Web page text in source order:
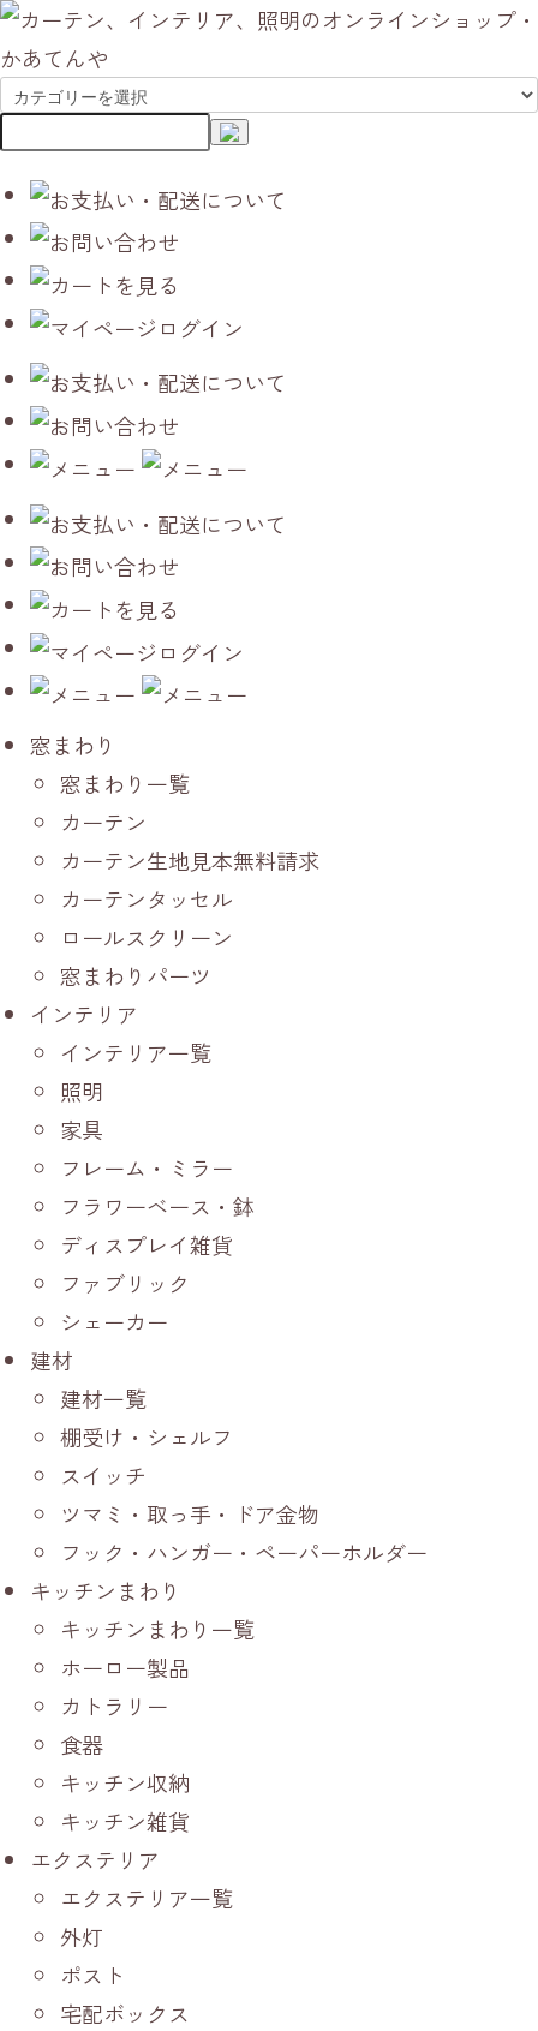
窓まわり
窓まわり一覧
カーテン
カーテン生地見本無料請求
カーテンタッセル
ロールスクリーン
窓まわりパーツ
インテリア
インテリア一覧
照明
家具
フレーム・ミラー
フラワーベース・鉢
ディスプレイ雑貨
ファブリック
シェーカー
建材
建材一覧
棚受け・シェルフ
スイッチ
ツマミ・取っ手・ドア金物
フック・ハンガー・ペーパーホルダー
キッチンまわり
キッチンまわり一覧
ホーロー製品
カトラリー
食器
キッチン収納
キッチン雑貨
エクステリア
エクステリア一覧
外灯
ポスト
宅配ボックス